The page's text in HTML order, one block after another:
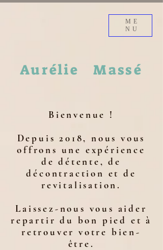
ME
NU
Bienvenue !
Depuis 2018, nous vous
offrons une expérience
de détente, de
décontraction et de
revitalisation.
Laissez-nous vous aider
repartir du bon pied et à
retrouver votre bien-
être.
Aurélie Massé